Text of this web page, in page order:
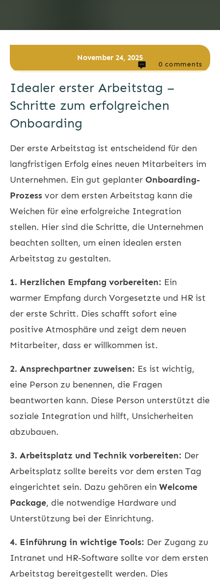
November 24, 2025
0 comments
Idealer erster Arbeitstag –
Schritte zum erfolgreichen
Onboarding
Der erste Arbeitstag ist entscheidend für den
langfristigen Erfolg eines neuen Mitarbeiters im
Unternehmen. Ein gut geplanter Onboarding-
Prozess vor dem ersten Arbeitstag kann die
Weichen für eine erfolgreiche Integration
stellen. Hier sind die Schritte, die Unternehmen
beachten sollten, um einen idealen ersten
Arbeitstag zu gestalten.
1. Herzlichen Empfang vorbereiten: Ein
warmer Empfang durch Vorgesetzte und HR ist
der erste Schritt. Dies schafft sofort eine
positive Atmosphäre und zeigt dem neuen
Mitarbeiter, dass er willkommen ist.
2. Ansprechpartner zuweisen: Es ist wichtig,
eine Person zu benennen, die Fragen
beantworten kann. Diese Person unterstützt die
soziale Integration und hilft, Unsicherheiten
abzubauen.
3. Arbeitsplatz und Technik vorbereiten: Der
Arbeitsplatz sollte bereits vor dem ersten Tag
eingerichtet sein. Dazu gehören ein Welcome
Package, die notwendige Hardware und
Unterstützung bei der Einrichtung.
4. Einführung in wichtige Tools: Der Zugang zu
Intranet und HR-Software sollte vor dem ersten
Arbeitstag bereitgestellt werden. Dies